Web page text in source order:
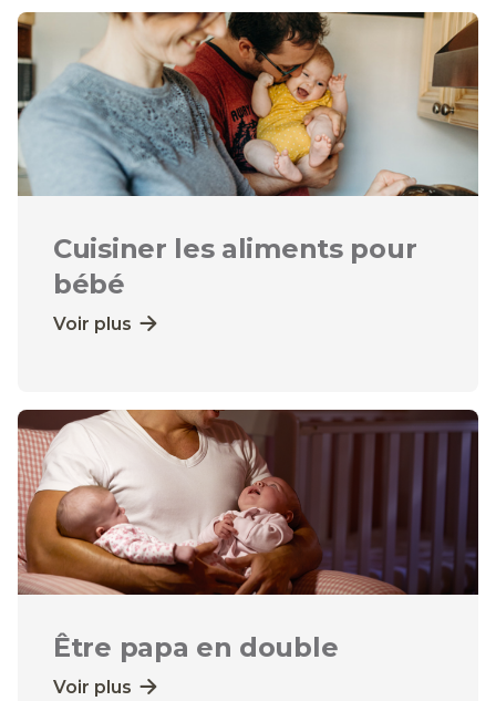
Cuisiner les aliments pour
bébé
Voir plus
Être papa en double
Voir plus